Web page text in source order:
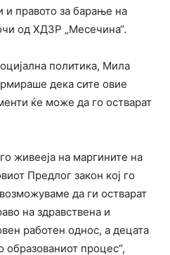
и правото за барање на
од ХДЗР „Месечина“.
политика, Мила
дека сите овие
ќе може да го остварат
живееја на маргините на
Предлог закон кој го
да ги остварат
на здравствена и
работен однос, а децата
образованиот процес“,